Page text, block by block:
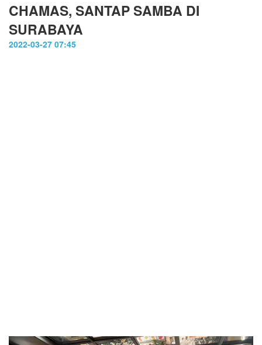
CHAMAS, SANTAP SAMBA DI
SURABAYA
2022-03-27 07:45